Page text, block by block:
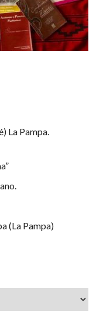
La Pampa.
(La Pampa)